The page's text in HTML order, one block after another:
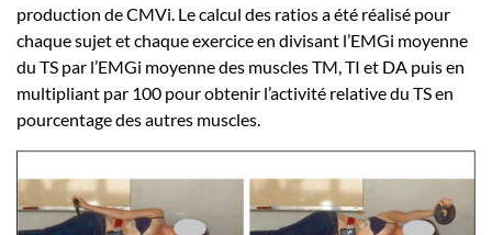
production de CMVi. Le calcul des ratios a été réalisé pour
chaque sujet et chaque exercice en divisant l’EMGi moyenne
du TS par l’EMGi moyenne des muscles TM, TI et DA puis en
multipliant par 100 pour obtenir l’activité relative du TS en
pourcentage des autres muscles.